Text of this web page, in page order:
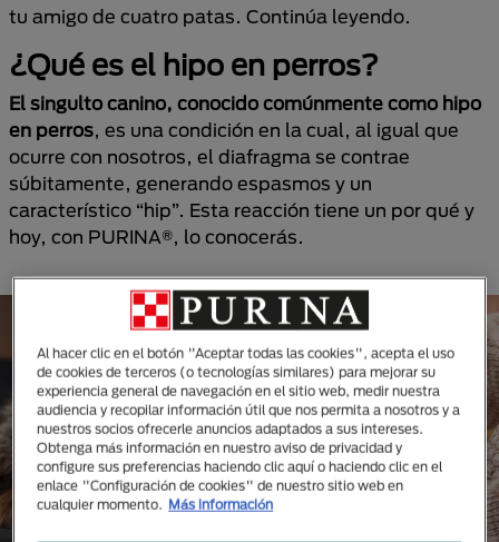
tu amigo de cuatro patas. Continúa leyendo.
¿Qué es el hipo en perros?
El singulto canino, conocido comúnmente como hipo
en perros, es una condición en la cual, al igual que
ocurre con nosotros, el diafragma se contrae
súbitamente, generando espasmos y un
característico “hip”. Esta reacción tiene un por qué y
hoy, con PURINA®, lo conocerás.
Al hacer clic en el botón "Aceptar todas las cookies", acepta el uso
de cookies de terceros (o tecnologías similares) para mejorar su
experiencia general de navegación en el sitio web, medir nuestra
audiencia y recopilar información útil que nos permita a nosotros y a
nuestros socios ofrecerle anuncios adaptados a sus intereses.
Obtenga más información en nuestro aviso de privacidad y
configure sus preferencias haciendo clic aquí o haciendo clic en el
enlace "Configuración de cookies" de nuestro sitio web en
cualquier momento. Más información